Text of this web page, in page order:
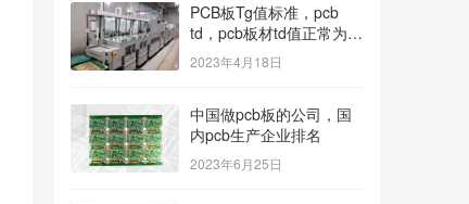
PCB板Tg值标准，pcb
td，pcb板材td值正常为多
少？
2023年4月18日
中国做pcb板的公司，国
内pcb生产企业排名
2023年6月25日